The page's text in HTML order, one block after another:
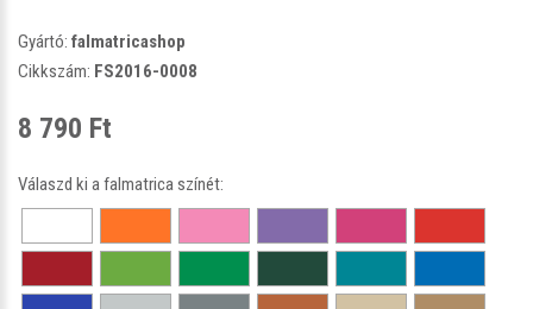
Gyártó: falmatricashop
Cikkszám: FS2016-0008
8 790 Ft
Válaszd ki a falmatrica színét: